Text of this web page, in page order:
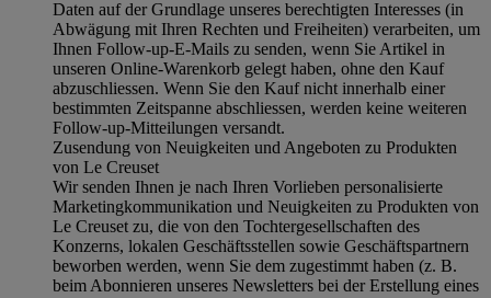
Daten auf der Grundlage unseres berechtigten Interesses (in
Abwägung mit Ihren Rechten und Freiheiten) verarbeiten, um
Ihnen Follow-up-E-Mails zu senden, wenn Sie Artikel in
unseren Online-Warenkorb gelegt haben, ohne den Kauf
abzuschliessen. Wenn Sie den Kauf nicht innerhalb einer
bestimmten Zeitspanne abschliessen, werden keine weiteren
Follow-up-Mitteilungen versandt.
Zusendung von Neuigkeiten und Angeboten zu Produkten
von Le Creuset
Wir senden Ihnen je nach Ihren Vorlieben personalisierte
Marketingkommunikation und Neuigkeiten zu Produkten von
Le Creuset zu, die von den Tochtergesellschaften des
Konzerns, lokalen Geschäftsstellen sowie Geschäftspartnern
beworben werden, wenn Sie dem zugestimmt haben (z. B.
beim Abonnieren unseres Newsletters bei der Erstellung eines